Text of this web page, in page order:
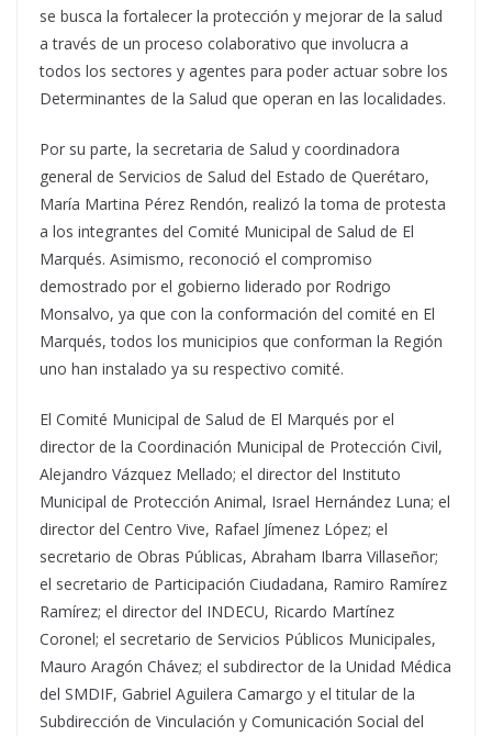
se busca la fortalecer la protección y mejorar de la salud
a través de un proceso colaborativo que involucra a
todos los sectores y agentes para poder actuar sobre los
Determinantes de la Salud que operan en las localidades.
Por su parte, la secretaria de Salud y coordinadora
general de Servicios de Salud del Estado de Querétaro,
María Martina Pérez Rendón, realizó la toma de protesta
a los integrantes del Comité Municipal de Salud de El
Marqués. Asimismo, reconoció el compromiso
demostrado por el gobierno liderado por Rodrigo
Monsalvo, ya que con la conformación del comité en El
Marqués, todos los municipios que conforman la Región
uno han instalado ya su respectivo comité.
El Comité Municipal de Salud de El Marqués por el
director de la Coordinación Municipal de Protección Civil,
Alejandro Vázquez Mellado; el director del Instituto
Municipal de Protección Animal, Israel Hernández Luna; el
director del Centro Vive, Rafael Jímenez López; el
secretario de Obras Públicas, Abraham Ibarra Villaseñor;
el secretario de Participación Ciudadana, Ramiro Ramírez
Ramírez; el director del INDECU, Ricardo Martínez
Coronel; el secretario de Servicios Públicos Municipales,
Mauro Aragón Chávez; el subdirector de la Unidad Médica
del SMDIF, Gabriel Aguilera Camargo y el titular de la
Subdirección de Vinculación y Comunicación Social del